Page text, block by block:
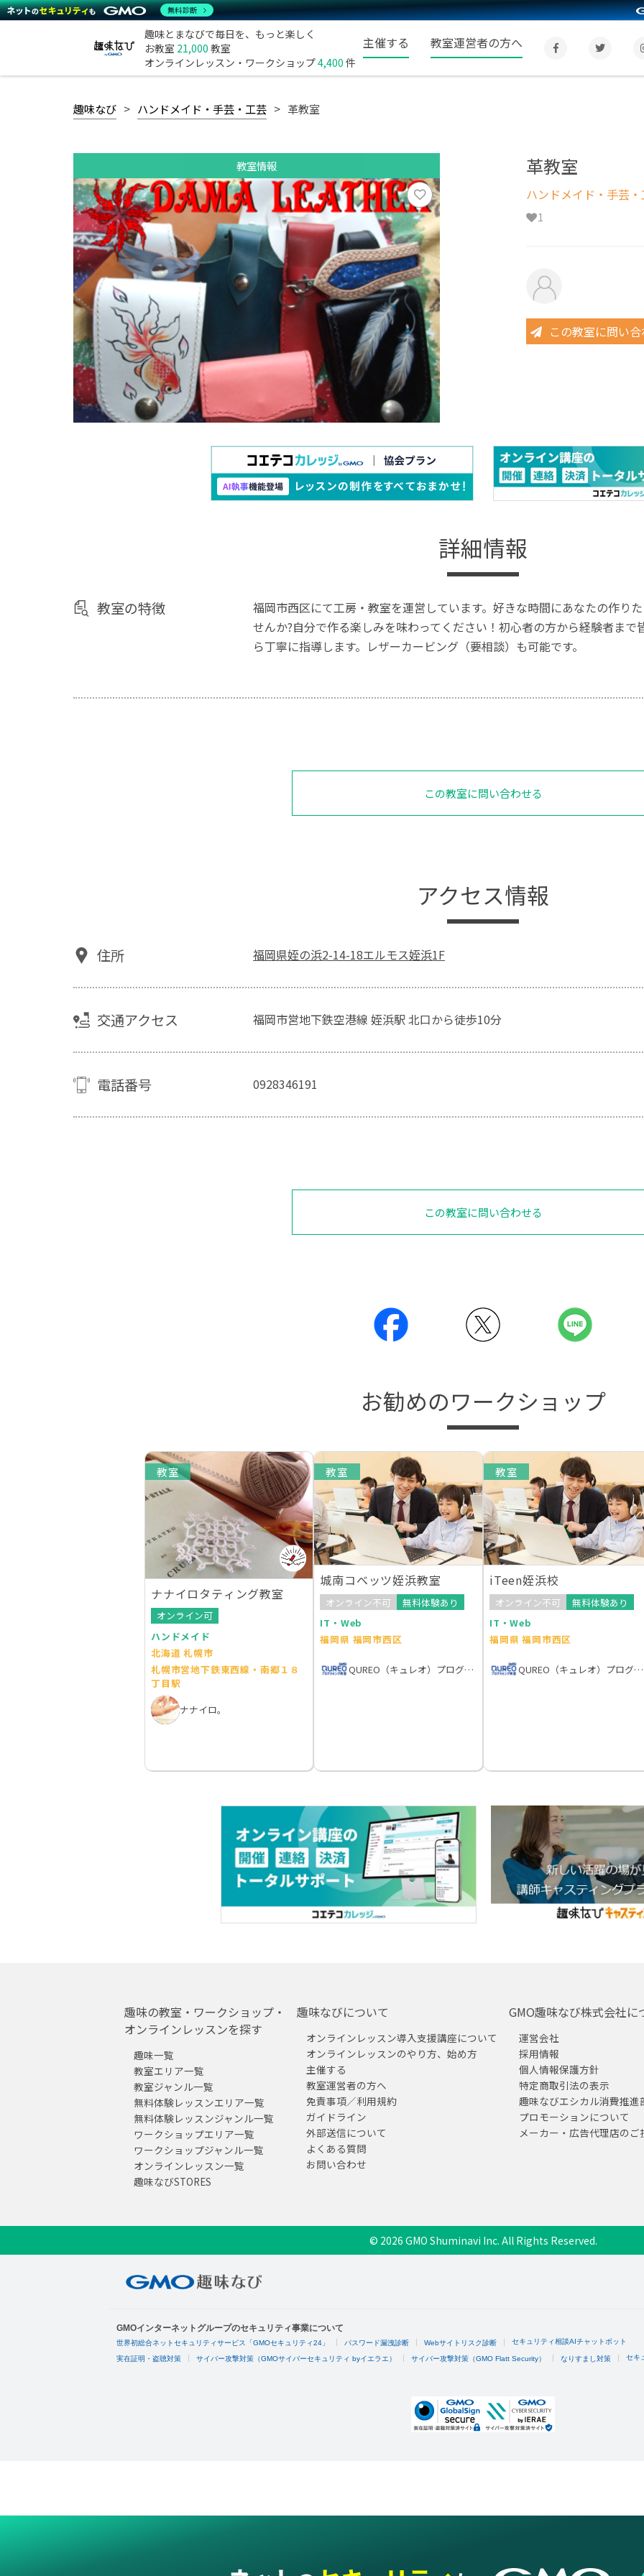
趣味とまなびで毎日を、もっと楽しく
お教室 21,000 教室
オンラインレッスン・ワークショップ4,400 件
主催する 教室運営者の方へ
趣味なび ハンドメイド・手芸・工芸 革教室
教室情報 革教室
ハンドメイド・手芸
1
この教室に問い
詳細情報
教室の特徴
福岡市西区にて工房・教室を運営しています。好きな時間にあなたの作り
せんか?自分で作る楽しみを味わってください！初心者の方から経験者ま
ら丁寧に指導します。レザーカービング（要相談）も可能です。
この教室に問い合わせる
アクセス情報
住所 福岡県姪の浜2-14-18エルモス姪浜1F
交通アクセス 福岡市営地下鉄空港線 姪浜駅 北口から徒歩10分
電話番号 0928346191
この教室に問い合わせる
お勧めのワークショップ
教室
ナナイロタティング教室
オンライン可
ハンドメイド
北海道 札幌市
札幌市営地下鉄東西線・南郷１８
丁目駅
ナナイロ。
教室
城南コベッツ姪浜教室
オンライン不可
無料体験あり
IT・Web
福岡県 福岡市西区
QUREO（キュレオ）プログラミング教室
教室
iTeen姪浜校
オンライン不可
無料体験あり
IT・Web
福岡県 福岡市西区
QUREO（キュレオ）プログラミング教室
趣味の教室・ワークショップ・
オンラインレッスンを探す
趣味一覧
教室エリア一覧
教室ジャンル一覧
無料体験レッスンエリア一覧
無料体験レッスンジャンル一覧
ワークショップエリア一覧
ワークショップジャンル一覧
オンラインレッスン一覧
趣味なびSTORES
趣味なびについて
オンラインレッスン導入支援講座について
オンラインレッスンのやり方、始め方
主催する
教室運営者の方へ
免責事項／利用規約
ガイドライン
外部送信について
よくある質問
お問い合わせ
GMO趣味なび株式会社に
運営会社
採用情報
個人情報保護方針
特定商取引法の表示
趣味なびエシカル消費推進
プロモーションについて
メーカー・広告代理店のご
© 2026 GMO Shuminavi Inc. All Rights Reserved.
無料診断